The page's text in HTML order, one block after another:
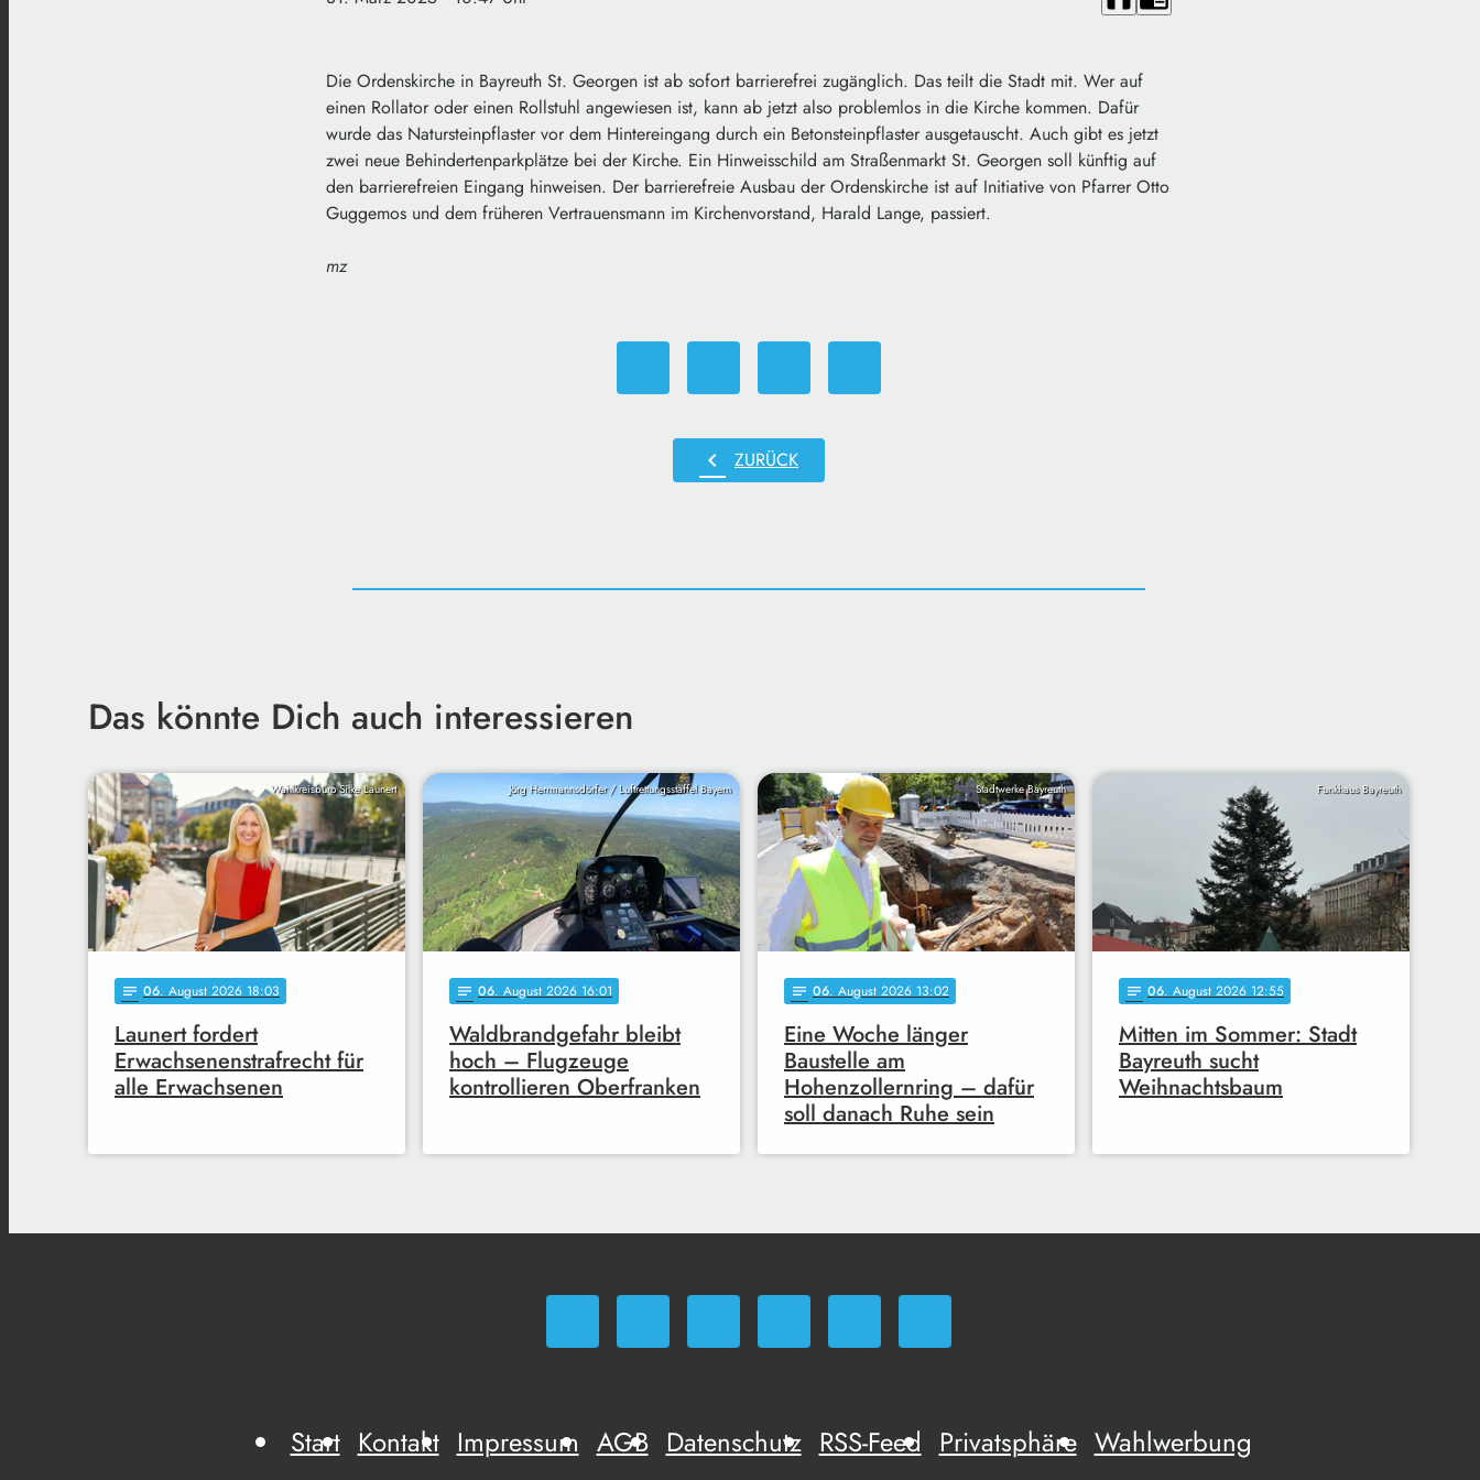
Die Ordenskirche in Bayreuth St. Georgen ist ab sofort barrierefrei zugänglich. Das teilt die Stadt mit. Wer auf
einen Rollator oder einen Rollstuhl angewiesen ist, kann ab jetzt also problemlos in die Kirche kommen. Dafür
wurde das Natursteinpflaster vor dem Hintereingang durch ein Betonsteinpflaster ausgetauscht. Auch gibt es jetzt
zwei neue Behindertenparkplätze bei der Kirche. Ein Hinweisschild am Straßenmarkt St. Georgen soll künftig auf
den barrierefreien Eingang hinweisen. Der barrierefreie Ausbau der Ordenskirche ist auf Initiative von Pfarrer Otto
Guggemos und dem früheren Vertrauensmann im Kirchenvorstand, Harald Lange, passiert.
mz
chevron_left ZURÜCK
Das könnte Dich auch interessieren
Wahlkreisbüro Silke Launert
notes 06. August 2026 18:03
Launert fordert
Erwachsenenstrafrecht für
alle Erwachsenen
Jörg Herrmannsdörfer / Luftrettungsstaffel Bayern
notes 06. August 2026 16:01
Waldbrandgefahr bleibt
hoch – Flugzeuge
kontrollieren Oberfranken
Stadtwerke Bayreuth
notes 06. August 2026 13:02
Eine Woche länger
Baustelle am
Hohenzollernring – dafür
soll danach Ruhe sein
Funkhaus Bayreuth
notes 06. August 2026 12:55
Mitten im Sommer: Stadt
Bayreuth sucht
Weihnachtsbaum
Start Kontakt Impressum AGB Datenschutz RSS-Feed Privatsphäre Wahlwerbung